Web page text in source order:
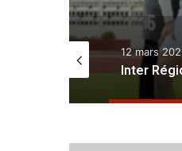
Coupe de la Confédération (Gr.A/2e journée) : Future FC bat Al-Hilal Benghazi et rejoint l’USMA en tête
12 mars 2025